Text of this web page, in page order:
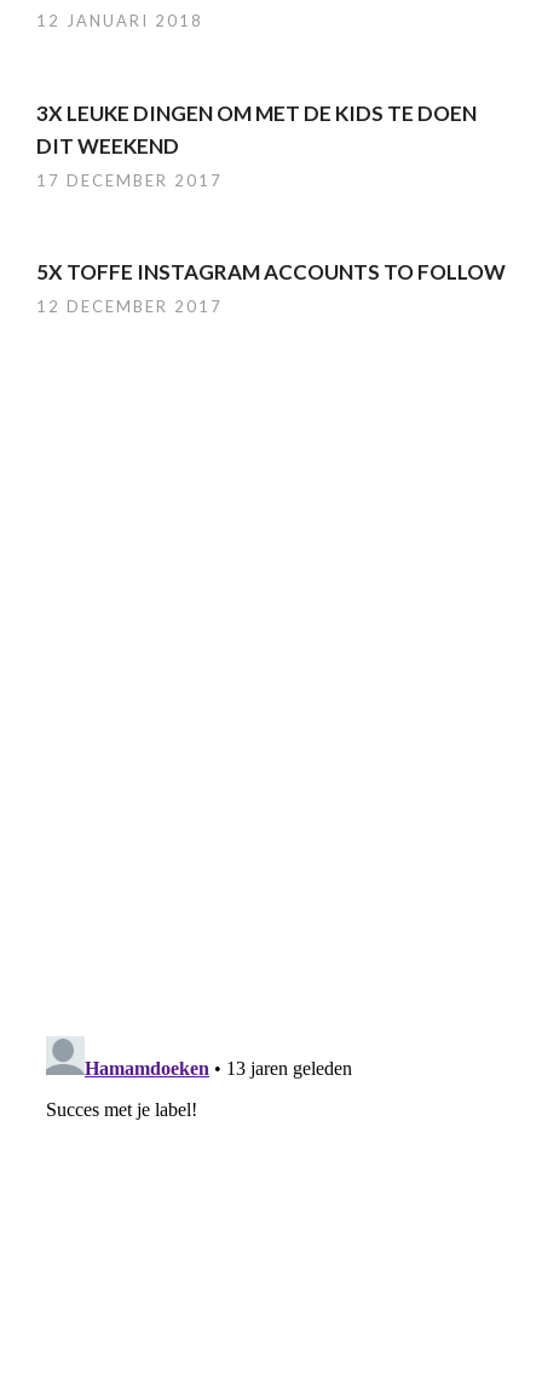
12 JANUARI 2018
3X LEUKE DINGEN OM MET DE KIDS TE DOEN
DIT WEEKEND
17 DECEMBER 2017
5X TOFFE INSTAGRAM ACCOUNTS TO FOLLOW
12 DECEMBER 2017